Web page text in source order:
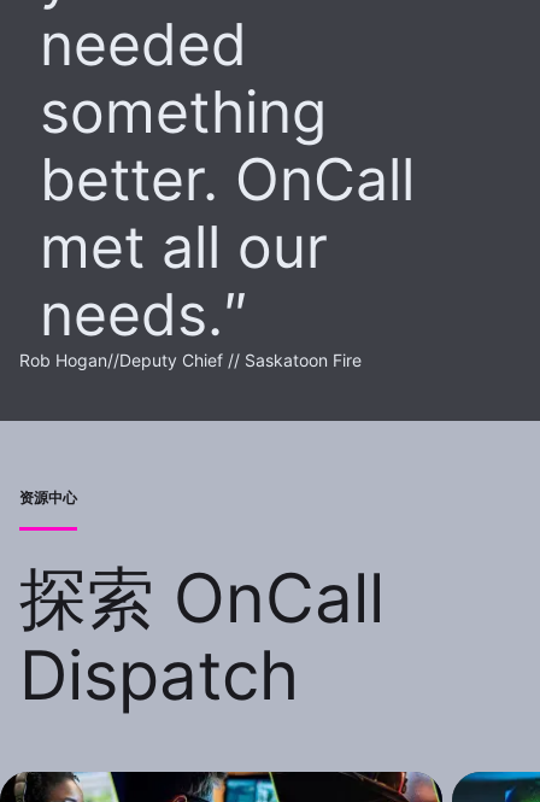
needed
something
better. OnCall
met all our
needs.
Rob Hogan//Deputy Chief // Saskatoon Fire
资源中心
探索 OnCall
Dispatch